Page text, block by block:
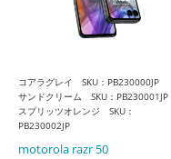
コアラグレイ SKU：PB230000JP
サンドクリーム SKU：PB230001JP
スプリッツオレンジ SKU：
PB230002JP
motorola razr 50